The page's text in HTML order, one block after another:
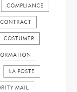
COMPLIANCE
CONTRACT
COSTUMER
LA POSTE
MAIL